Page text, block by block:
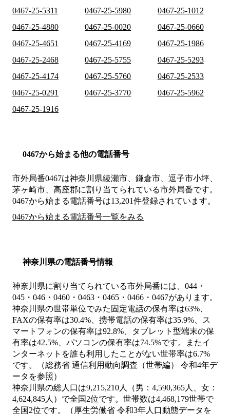
0467-25-5311
0467-25-5980
0467-25-1012
0467-25-4880
0467-25-0020
0467-25-0660
0467-25-4651
0467-25-4169
0467-25-1986
0467-25-2468
0467-25-5755
0467-25-5293
0467-25-4174
0467-25-5760
0467-25-2533
0467-25-0291
0467-25-3770
0467-25-5962
0467-25-1916
0467から始まる他の電話番号
市外局番0467は神奈川県綾瀬市、鎌倉市、逗子市小坪、
茅ヶ崎市、高座郡に割り当てられている市外局番です。
0467から始まる電話番号は13,201件登録されています。
0467から始まる電話番号一覧をみる
神奈川県の電話番号情報
神奈川県に割り当てられている市外局番には、044・
045・046・0460・0463・0465・0466・0467があります。
神奈川県の世帯単位でみた固定電話の保有率は63%、
FAXの保有率は30.4%、携帯電話の保有率は35.9%、ス
マートフォンの保有率は92.8%、タブレット型端末の保
有率は42.5%、パソコンの保有率は74.5%です。またイ
ンターネットを誰も利用したことがない世帯率は6.7%
です。（総務省 通信利用動向調査（世帯編） 令和4年デ
ータを参照）
神奈川県の総人口は9,215,210人（男：4,590,365人、女：
4,624,845人）で全国2位です。世帯数は4,468,179世帯で
全国2位です。（厚生労働省 令和3年人口動態データを